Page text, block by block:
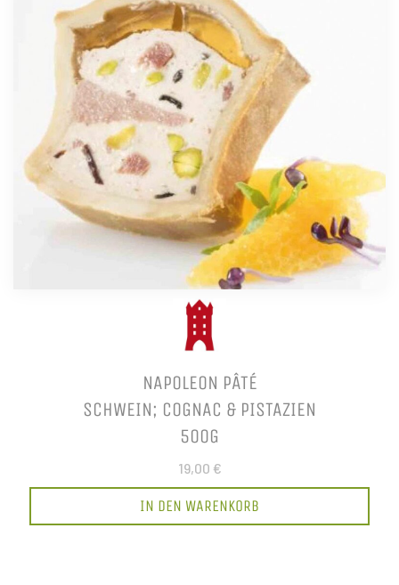
NAPOLEON PÂTÉ
SCHWEIN; COGNAC & PISTAZIEN
500G
19,00 €
IN DEN WARENKORB